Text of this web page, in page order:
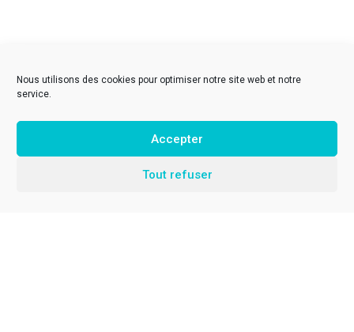
Nous utilisons des cookies pour optimiser notre site web et notre
service.
Accepter
Tout refuser